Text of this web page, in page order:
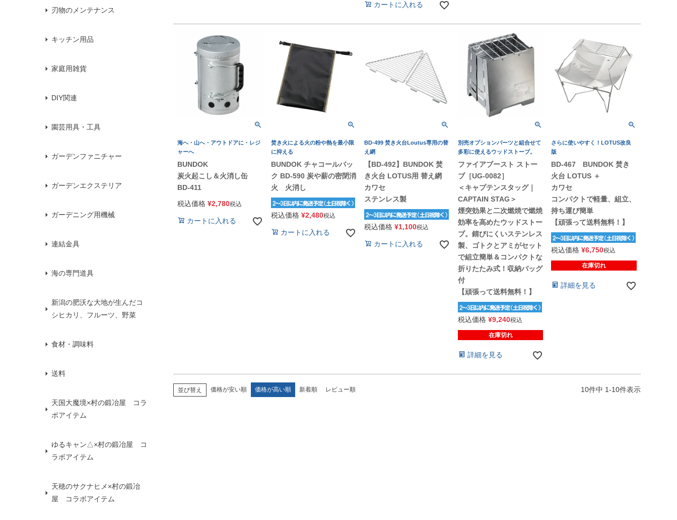
刃物のメンテナンス
キッチン用品
家庭用雑貨
DIY関連
園芸用具・工具
ガーデンファニチャー
ガーデンエクステリア
ガーデニング用機械
連結金具
海の専門道具
新潟の肥沃な大地が生んだコ
シヒカリ、フルーツ、野菜
食材・調味料
送料
天国大魔境×村の鍛冶屋 コラ
ボアイテム
ゆるキャン△×村の鍛冶屋 コ
ラボアイテム
天穂のサクナヒメ×村の鍛冶
屋 コラボアイテム
カートに入れる
海へ・山へ・アウトドアに・レジ
ャーへ
BUNDOK
炭火起こし＆火消し缶
BD-411
税込価格 ¥2,780税込
カートに入れる
焚き火による火の粉や熱を最小限
に抑える
BUNDOK チャコールバッ
ク BD-590 炭や薪の密閉消
火 火消し
税込価格 ¥2,480税込
カートに入れる
BD-499 焚き火台Loutus専用の替
え網
【BD-492】BUNDOK 焚
き火台 LOTUS用 替え網
カワセ
ステンレス製
税込価格 ¥1,100税込
カートに入れる
別売オプションパーツと組合せて
多彩に使えるウッドストーブ。
ファイアブースト ストー
ブ［UG-0082］
＜キャプテンスタッグ｜
CAPTAIN STAG＞
煙突効果と二次燃焼で燃焼
効率を高めたウッドストー
ブ。錆びにくいステンレス
製、ゴトクとアミがセット
で組立簡単＆コンパクトな
折りたたみ式！収納バッグ
付
【頑張って送料無料！】
税込価格 ¥9,240税込
在庫切れ
詳細を見る
さらに使いやすく！LOTUS改良
版
BD-467 BUNDOK 焚き
火台 LOTUS ＋
カワセ
コンパクトで軽量、組立、
持ち運び簡単
【頑張って送料無料！】
税込価格 ¥6,750税込
在庫切れ
詳細を見る
並び替え 価格が安い順 価格が高い順 新着順 レビュー順 10件中 1-10件表示